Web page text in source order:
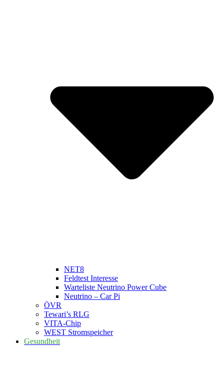
NET8
Feldtest Interesse
Warteliste Neutrino Power Cube
Neutrino – Car Pi
ÖVR
Tewari’s RLG
VITA-Chip
WEST Stromspeicher
Gesundheit